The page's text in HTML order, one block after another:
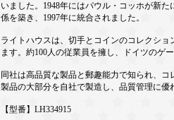
いました。1948年にはパウル・コッホが新
係を築き、1997年に統合されました。
ライトハウスは、切手とコインのコレクシ
ます。約100人の従業員を擁し、ドイツのゲ
同社は高品質な製品と郵趣能力で知られ、
製品の大部分を自社で製造し、品質管理に優
【型番】LH334915